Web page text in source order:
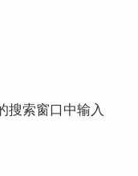
搜索窗口中输入